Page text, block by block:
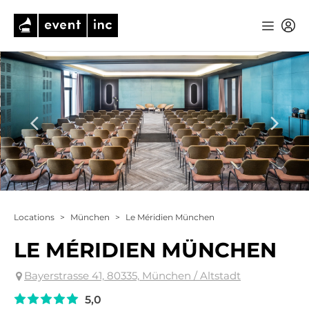
Locations > München > Le Méridien München
LE MÉRIDIEN MÜNCHEN
Bayerstrasse 41, 80335, München / Altstadt
5,0